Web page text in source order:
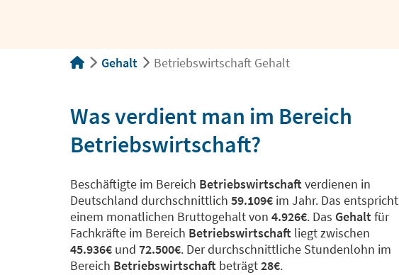
Gehalt Betriebswirtschaft Gehalt
Was verdient man im Bereich
Betriebswirtschaft?
Beschäftigte im Bereich Betriebswirtschaftverdienen in
Deutschland durchschnittlich 59.109€ im Jahr. Das entspricht
einem monatlichen Bruttogehalt von 4.926€. Das Gehaltfür
Fachkräfte im Bereich Betriebswirtschaft liegt zwischen
45.936€ und 72.500€. Der durchschnittliche Stundenlohn im
Bereich Betriebswirtschaft beträgt28€.